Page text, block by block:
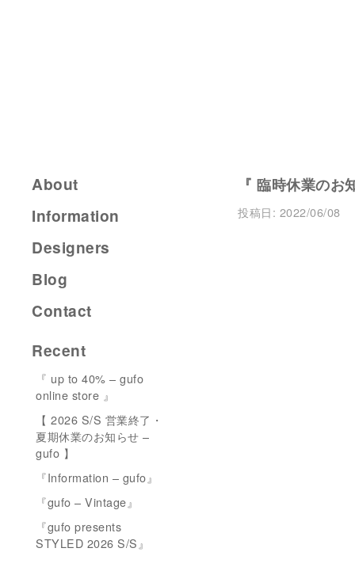
『 臨時休業の
投稿日: 2022/06/08
About
Information
Designers
Blog
Contact
Recent
『 up to 40% – gufo
online store 』
【 2026 S/S 営業終了・
夏期休業のお知らせ –
gufo 】
『Information – gufo』
『gufo – Vintage』
『gufo presents
STYLED 2026 S/S』